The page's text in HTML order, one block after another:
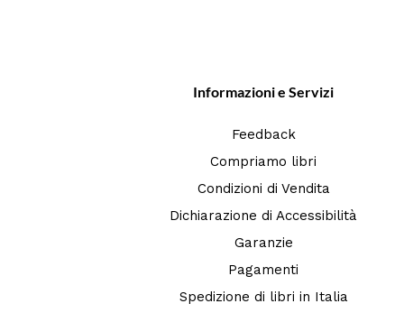
Informazioni e Servizi
Feedback
Compriamo libri
Condizioni di Vendita
Dichiarazione di Accessibilità
Garanzie
Pagamenti
Spedizione di libri in Italia